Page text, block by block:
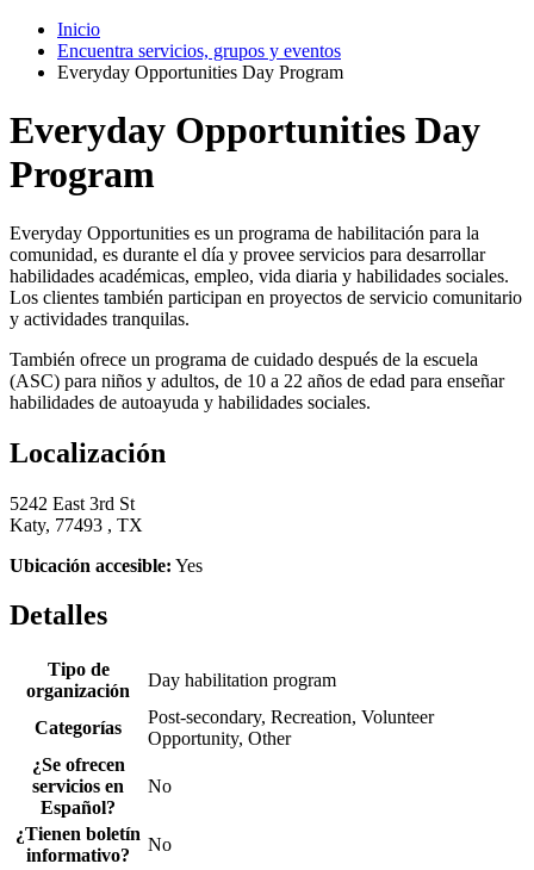
Inicio
Encuentra servicios, grupos y eventos
Everyday Opportunities Day Program
Everyday Opportunities Day
Program
Everyday Opportunities es un programa de habilitación para la
comunidad, es durante el día y provee servicios para desarrollar
habilidades académicas, empleo, vida diaria y habilidades sociales.
Los clientes también participan en proyectos de servicio comunitario
y actividades tranquilas.
También ofrece un programa de cuidado después de la escuela
(ASC) para niños y adultos, de 10 a 22 años de edad para enseñar
habilidades de autoayuda y habilidades sociales.
Localización
5242 East 3rd St
Katy, 77493 , TX
Ubicación accesible: Yes
Detalles
Tipo de
organización
Day habilitation program
Categorías
Post-secondary, Recreation, Volunteer
Opportunity, Other
¿Se ofrecen
servicios en
Español?
No
¿Tienen boletín
informativo?
No